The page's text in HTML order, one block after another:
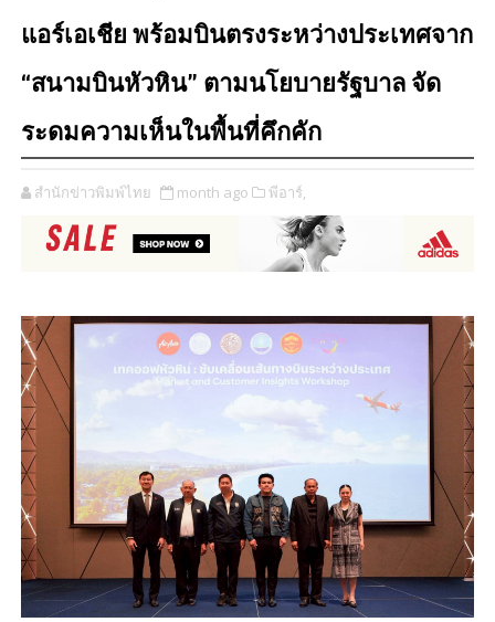
แอร์เอเชีย พร้อมบินตรงระหว่างประเทศจาก
“สนามบินหัวหิน” ตามนโยบายรัฐบาล จัด
ระดมความเห็นในพื้นที่คึกคัก
สำนักข่าวพิมพ์ไทย month ago พีอาร์,